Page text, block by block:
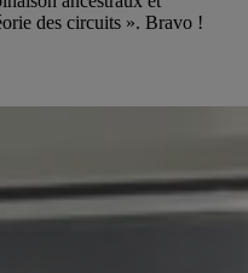
des circuits ». Bravo !